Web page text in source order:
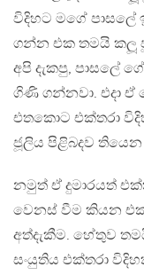
විදිහට මගේ පාසලේ
ගන්න එක තමයි කලූ
අපි දැකපු, පාසලේ
ගිණි ගන්නවා. එදා ඒ
එතකොට එක්තරා
ජූලිය පිළිබදව තියෙන
නමුත් ඒ දුමාරයත්
වෙනස් වීම කියන
අත්දැකීම. හේතුව
සංයුතිය එක්තරා